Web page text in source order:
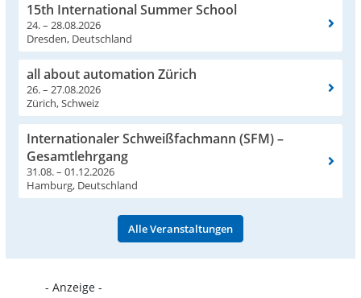
15th International Summer School
24. – 28.08.2026
Dresden, Deutschland
all about automation Zürich
26. – 27.08.2026
Zürich, Schweiz
Internationaler Schweißfachmann (SFM) –
Gesamtlehrgang
31.08. – 01.12.2026
Hamburg, Deutschland
Alle Veranstaltungen
- Anzeige -